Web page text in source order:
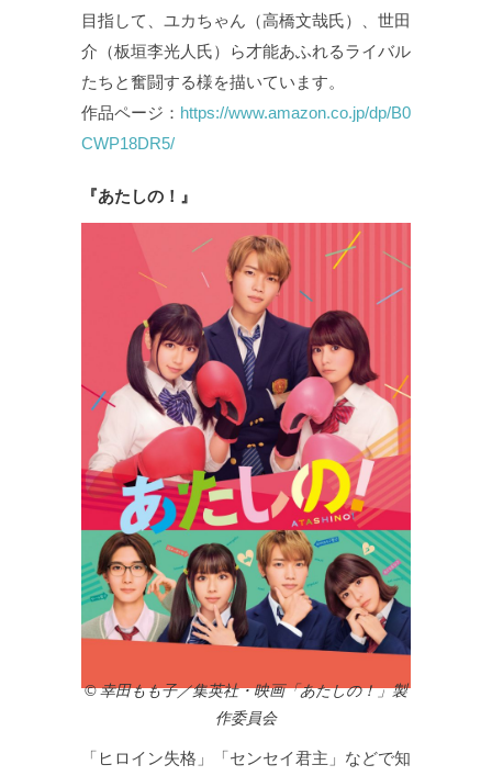
目指して、ユカちゃん（高橋文哉氏）、世田
介（板垣李光人氏）ら才能あふれるライバル
たちと奮闘する様を描いています。
作品ページ： https://www.amazon.co.jp/dp/B0
CWP18DR5/
『あたしの！』
© 幸田もも子／集英社・映画「あたしの！」製
作委員会
「ヒロイン失格」「センセイ君主」などで知